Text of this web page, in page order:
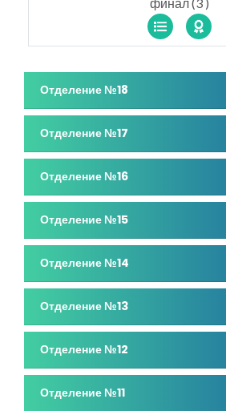
Отделение №18
Отделение №17
Отделение №16
Отделение №15
Отделение №14
Отделение №13
Отделение №12
Отделение №11